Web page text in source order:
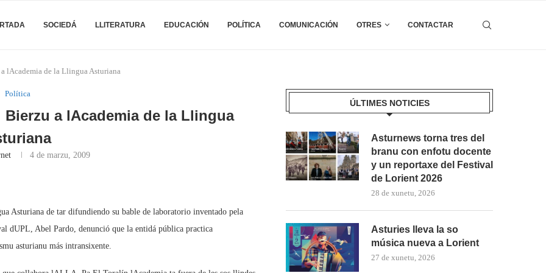
SOCIEDÁ LLITERATURA EDUCACIÓN POLÍTICA COMUNICACIÓN OTRES CONTACTAR
lAcademia de la Llingua Asturiana
Política
Bierzu a lAcademia de la Llingua
4 de marzu, 2009
Asturiana de tar difundiendo su bable de laboratorio inventado pela
dUPL, Abel Pardo, denunció que la entidá pública practica
asturianu más intransixente.
ÚLTIMES NOTICIES
Asturnews torna tres del
branu con enfotu docente
y un reportaxe del Festival
de Lorient 2026
28 de xunetu, 2026
Asturies lleva la so
música nueva a Lorient
27 de xunetu, 2026